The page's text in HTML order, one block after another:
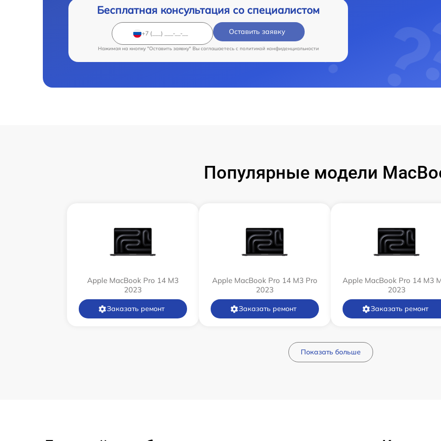
Бесплатная консультация со специалистом
Оставить заявку
Нажимая на кнопку "Оставить заявку" Вы соглашаетесь c политикой конфиденциальности
Популярные модели
Apple MacBook Pro 14 M3
2023
Заказать ремонт
Apple MacBook Pro 14 M3 Pro
2023
Заказать ремонт
Apple MacBook Pro 14 M3
2023
Заказать ремонт
Показать больше